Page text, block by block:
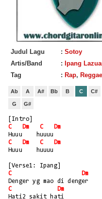
Judul Lagu : Sotoy
Artis/Band
: Ipang
Tag
: Rap, Reggae
Ab A A# Bb B C C#
G G#
[Intro]
C
Dm C
Dm
Huuu    huuuu
C
Dm C
Dm
Huuu    huuuu
[Verse1: Ipang]
C
Dm
Denger yg mao di denger
C
Dm
Hati2 sakit hati